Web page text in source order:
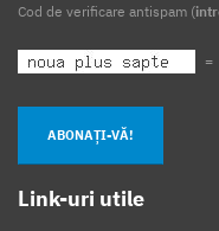
Cod de verificare antispam (
=
ABONAȚI-VĂ!
Link-uri utile